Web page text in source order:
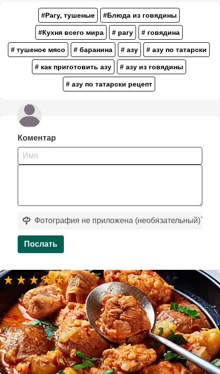
#Рагу, тушеные #Блюда из говядины
#Кухня всего мира # рагу # говядина
# тушеное мясо # баранина # азу # азу по татарски
# как приготовить азу # азу из говядины
# азу по татарски рецепт
Коментар
Фотография не приложена (необязательный)`
Послать
(1)